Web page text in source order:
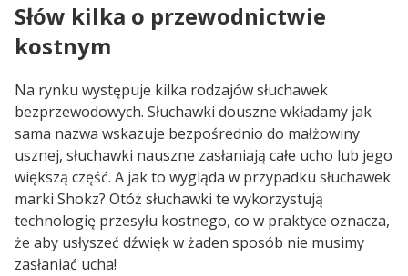
Słów kilka o przewodnictwie
kostnym
Na rynku występuje kilka rodzajów słuchawek
bezprzewodowych. Słuchawki douszne wkładamy jak
sama nazwa wskazuje bezpośrednio do małżowiny
usznej, słuchawki nauszne zasłaniają całe ucho lub jego
większą część. A jak to wygląda w przypadku słuchawek
marki Shokz? Otóż słuchawki te wykorzystują
technologię przesyłu kostnego, co w praktyce oznacza,
że aby usłyszeć dźwięk w żaden sposób nie musimy
zasłaniać ucha!